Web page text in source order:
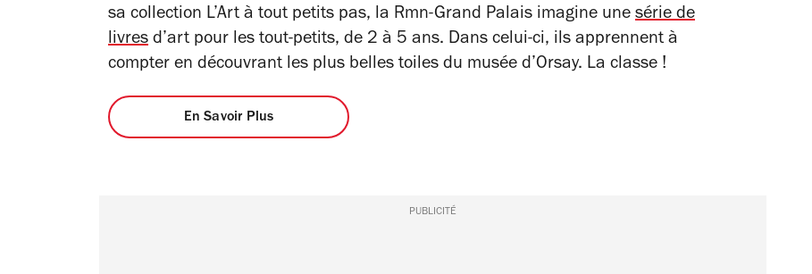
sa collection L’Art à tout petits pas, la Rmn-Grand Palais imagine une série de
livres d’art pour les tout-petits, de 2 à 5 ans. Dans celui-ci, ils apprennent à
compter en découvrant les plus belles toiles du musée d’Orsay. La classe !
En Savoir Plus
PUBLICITÉ